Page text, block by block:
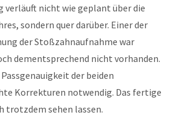
verläuft nicht wie geplant über die
sondern quer darüber. Einer der
der Stoßzahnaufnahme war
dementsprechend nicht vorhanden.
der beiden
Korrekturen notwendig. Das fertige
trotzdem sehen lassen.